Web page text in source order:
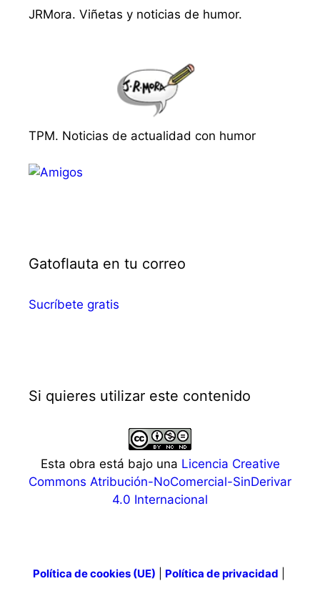
JRMora. Viñetas y noticias de humor.
TPM. Noticias de actualidad con humor
Gatoflauta en tu correo
Sucríbete gratis
Si quieres utilizar este contenido
Esta obra está bajo una Licencia Creative
Commons Atribución-NoComercial-SinDerivar
4.0 Internacional
Política de cookies (UE) Política de privacidad